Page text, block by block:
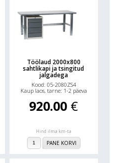
Töölaud 2000x800
sahtlikapi ja tsingitud
jalgadega
Kood: 05-2080ZS4
Kaup laos, tarne: 1-2 päeva
920.00 €
Hind ilma km-ta
PANE KORVI